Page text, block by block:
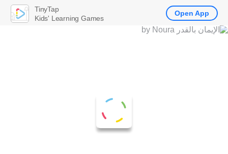
TinyTap
Kids' Learning Games
Open App